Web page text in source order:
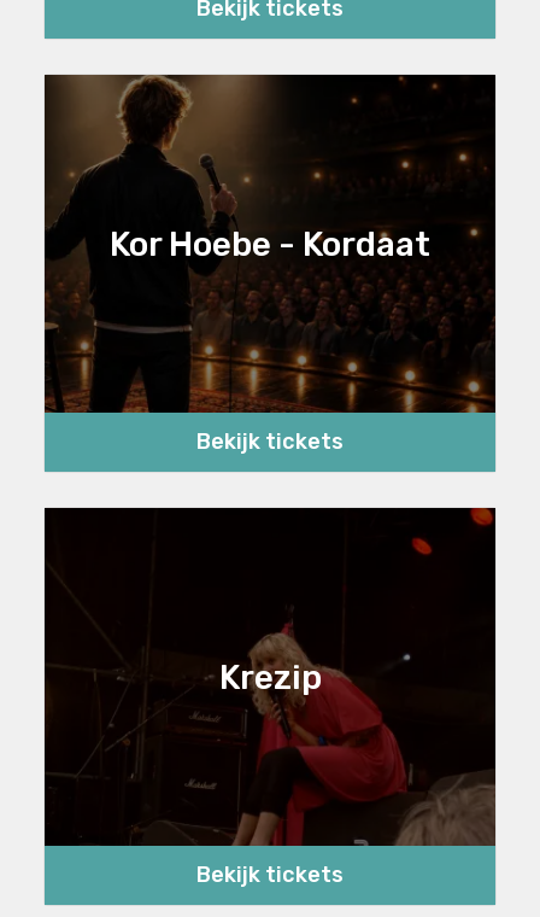
Bekijk tickets
Kor Hoebe - Kordaat
Bekijk tickets
Krezip
Bekijk tickets